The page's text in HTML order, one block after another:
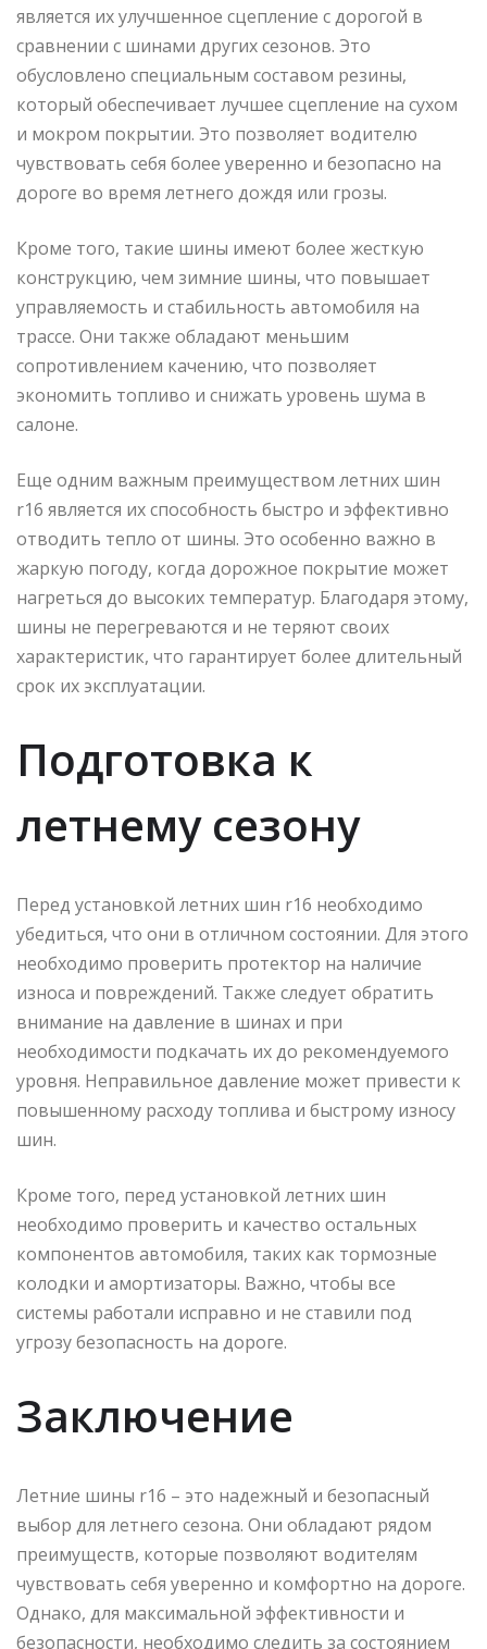
является их улучшенное сцепление с дорогой в
сравнении с шинами других сезонов. Это
обусловлено специальным составом резины,
который обеспечивает лучшее сцепление на сухом
и мокром покрытии. Это позволяет водителю
чувствовать себя более уверенно и безопасно на
дороге во время летнего дождя или грозы.
Кроме того, такие шины имеют более жесткую
конструкцию, чем зимние шины, что повышает
управляемость и стабильность автомобиля на
трассе. Они также обладают меньшим
сопротивлением качению, что позволяет
экономить топливо и снижать уровень шума в
салоне.
Еще одним важным преимуществом летних шин
r16 является их способность быстро и эффективно
отводить тепло от шины. Это особенно важно в
жаркую погоду, когда дорожное покрытие может
нагреться до высоких температур. Благодаря этому,
шины не перегреваются и не теряют своих
характеристик, что гарантирует более длительный
срок их эксплуатации.
Подготовка к
летнему сезону
Перед установкой летних шин r16 необходимо
убедиться, что они в отличном состоянии. Для этого
необходимо проверить протектор на наличие
износа и повреждений. Также следует обратить
внимание на давление в шинах и при
необходимости подкачать их до рекомендуемого
уровня. Неправильное давление может привести к
повышенному расходу топлива и быстрому износу
шин.
Кроме того, перед установкой летних шин
необходимо проверить и качество остальных
компонентов автомобиля, таких как тормозные
колодки и амортизаторы. Важно, чтобы все
системы работали исправно и не ставили под
угрозу безопасность на дороге.
Заключение
Летние шины r16 – это надежный и безопасный
выбор для летнего сезона. Они обладают рядом
преимуществ, которые позволяют водителям
чувствовать себя уверенно и комфортно на дороге.
Однако, для максимальной эффективности и
безопасности, необходимо следить за состоянием